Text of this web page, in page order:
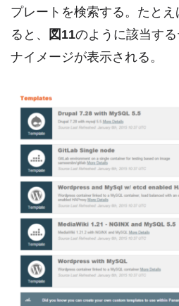
プレートを検索する。たと
ると、
図11のように該当す
ナイメージが表示される。